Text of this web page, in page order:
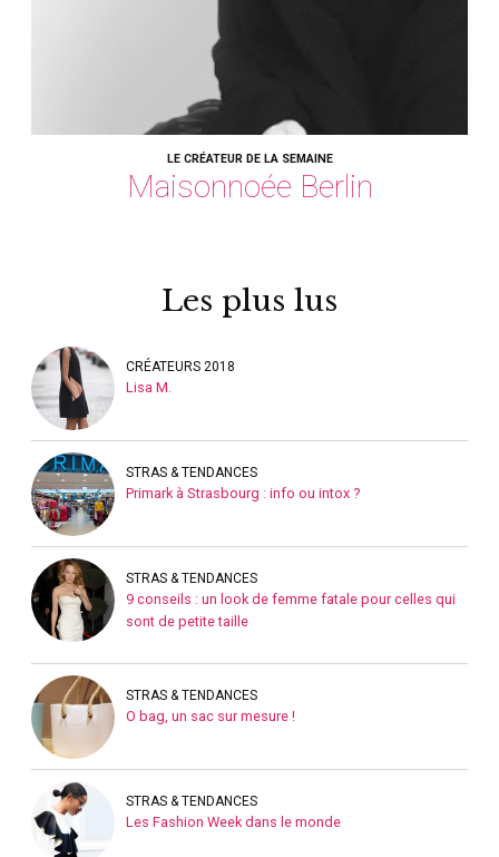
LE CRÉATEUR DE LA SEMAINE
Maisonnoée Berlin
Les plus lus
CRÉATEURS 2018
Lisa M.
STRAS & TENDANCES
Primark à Strasbourg : info ou intox ?
STRAS & TENDANCES
9 conseils : un look de femme fatale pour celles qui
sont de petite taille
STRAS & TENDANCES
O bag, un sac sur mesure !
STRAS & TENDANCES
Les Fashion Week dans le monde